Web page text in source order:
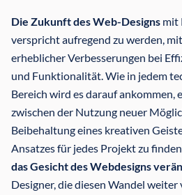
Die Zukunft des Web-Designs mit
verspricht aufregend zu werden,
erheblicher Verbesserungen bei
und Funktionalität. Wie in jedem
Bereich wird es darauf ankommen,
zwischen der Nutzung neuer
Beibehaltung eines kreativen
Ansatzes für jedes Projekt zu
das Gesicht des Webdesigns
Designer, die diesen Wandel